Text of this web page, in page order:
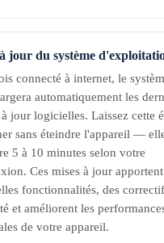
jour du système
connecté à internet, le
automatiquement les
jour logicielles. Laissez cette
sans éteindre l'appareil —
5 à 10 minutes selon votre
Ces mises à jour
fonctionnalités, des
et améliorent les
de votre appareil.